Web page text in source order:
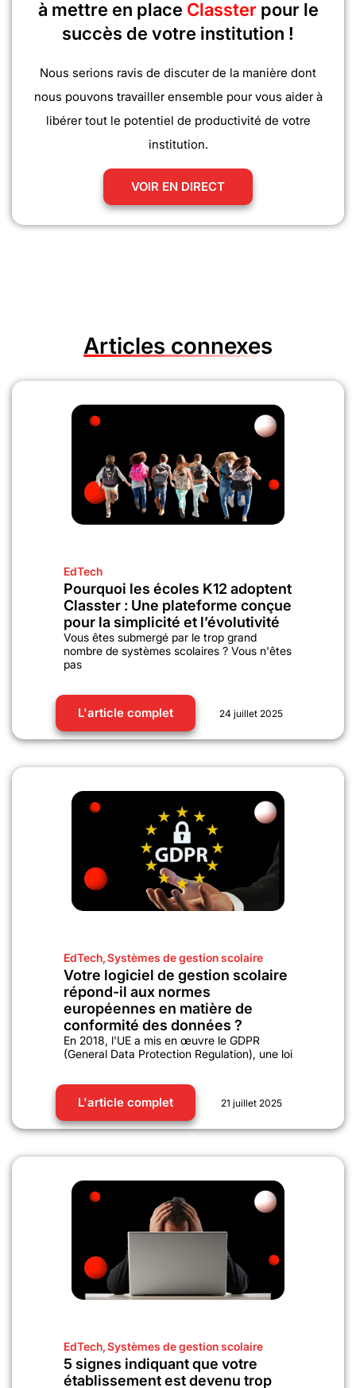
à mettre en place Classter pour le
succès de votre institution !
Nous serions ravis de discuter de la manière dont
nous pouvons travailler ensemble pour vous aider à
libérer tout le potentiel de productivité de votre
institution.
VOIR EN DIRECT
Articles connexes
EdTech
Pourquoi les écoles K12 adoptent
Classter : Une plateforme conçue
pour la simplicité et l’évolutivité
Vous êtes submergé par le trop grand
nombre de systèmes scolaires ? Vous n'êtes
pas
L'article complet 24 juillet 2025
EdTech,Systèmes de gestion scolaire
Votre logiciel de gestion scolaire
répond-il aux normes
européennes en matière de
conformité des données ?
En 2018, l'UE a mis en œuvre le GDPR
(General Data Protection Regulation), une loi
L'article complet 21 juillet 2025
EdTech,Systèmes de gestion scolaire
5 signes indiquant que votre
établissement est devenu trop